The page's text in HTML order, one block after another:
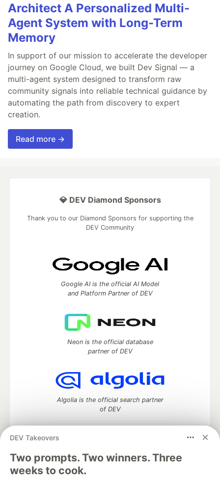
Architect A Personalized Multi-
Agent System with Long-Term
Memory
In support of our mission to accelerate the developer
journey on Google Cloud, we built Dev Signal — a
multi-agent system designed to transform raw
community signals into reliable technical guidance by
automating the path from discovery to expert
creation.
Read more →
DEV Takeovers
Two prompts. Two winners. Three
weeks to cook.
💎 DEV Diamond Sponsors
Thank you to our Diamond Sponsors for supporting the
DEV Community
Google AI is the official AI Model
and Platform Partner of DEV
Neon is the official database
partner of DEV
Algolia is the official search partner
of DEV
DEV Community— A space to discuss and keep up software
development and manage your software career
Home
DEV Challenges